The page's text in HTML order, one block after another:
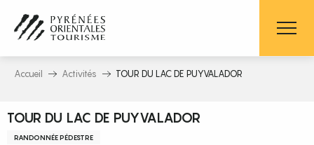
contenu
principal
Accueil Activités TOUR DU LAC DE PUYVALADOR
TOUR DU LAC DE PUYVALADOR
RANDONNÉE PÉDESTRE